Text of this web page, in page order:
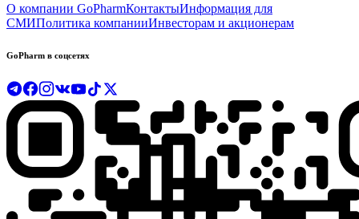
О компании GoPharmКонтактыИнформация для
СМИПолитика компанииИнвесторам и акционерам
GoPharm в соцсетях